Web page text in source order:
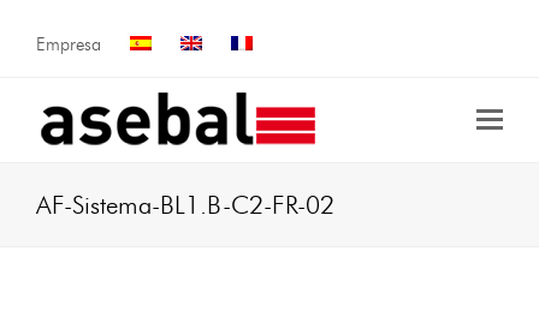
Empresa
AF-Sistema-BL1.B-C2-FR-02